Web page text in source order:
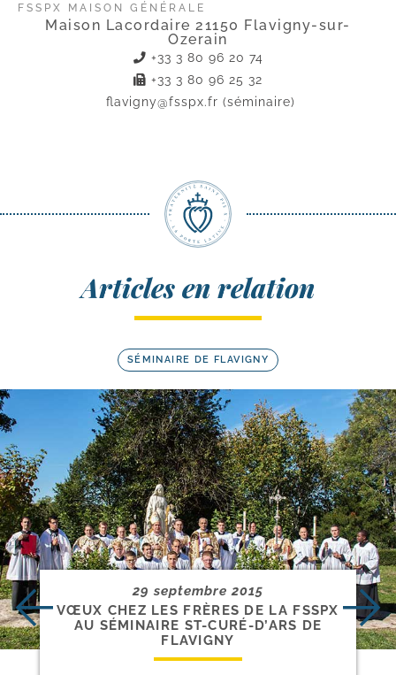
FSSPX MAISON GÉNÉRALE
Maison Lacordaire 21150 Flavigny-sur-
Ozerain
+33 3 80 96 20 74
+33 3 80 96 25 32
flavigny@fsspx.fr (séminaire)
Articles en relation
SÉMINAIRE DE FLAVIGNY
29 septembre 2015
VŒUX CHEZ LES FRÈRES DE LA FSSPX
AU SÉMINAIRE ST-​CURÉ-​D’ARS DE
FLAVIGNY